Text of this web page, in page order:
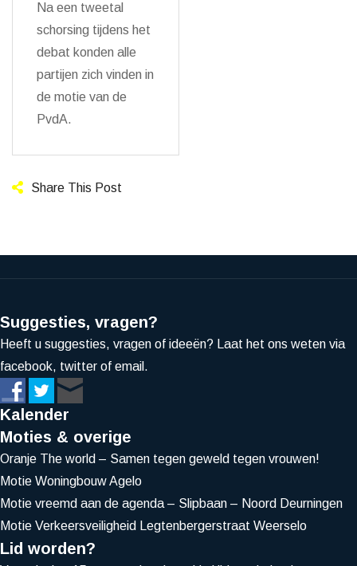
Na een tweetal
schorsing tijdens het
debat konden alle
partijen zich vinden in
de motie van de
PvdA.
Share This Post
Suggesties, vragen?
Heeft u suggesties, vragen of ideeën? Laat het ons weten via
facebook, twitter of email.
Kalender
Moties & overige
Oranje The world – Samen tegen geweld tegen vrouwen!
Motie Woningbouw Agelo
Motie vreemd aan de agenda – Slipbaan – Noord Deurningen
Motie Verkeersveiligheid Legtenbergerstraat Weerselo
Lid worden?